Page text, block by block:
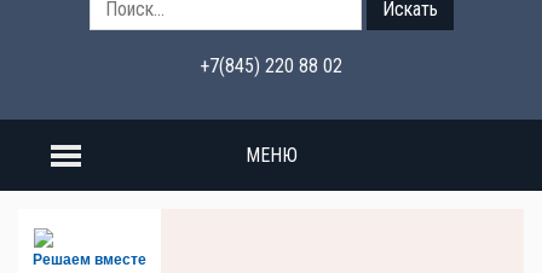
Искать
+7(845) 220 88 02
МЕНЮ
Решаем вместе